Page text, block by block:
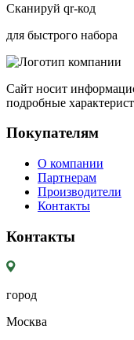
Сканируй qr-код
для быстрого набора
Сайт носит
подробные
Покупателям
О компании
Партнерам
Производители
Контакты
Контакты
город
Москва